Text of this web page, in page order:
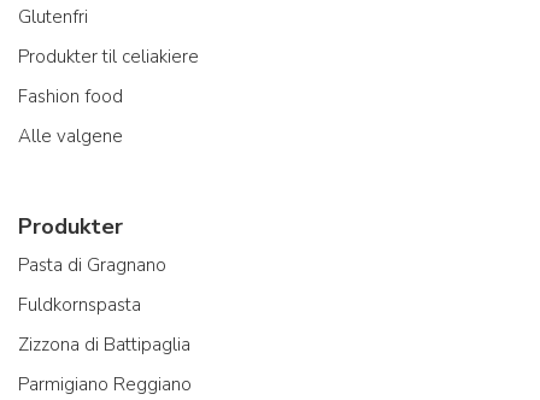
Glutenfri
Produkter til celiakiere
Fashion food
Alle valgene
Produkter
Pasta di Gragnano
Fuldkornspasta
Zizzona di Battipaglia
Parmigiano Reggiano